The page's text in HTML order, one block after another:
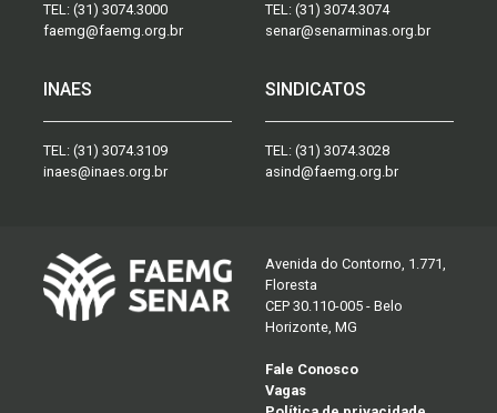
TEL: (31) 3074.3000
faemg@faemg.org.br
TEL: (31) 3074.3074
senar@senarminas.org.br
INAES
TEL: (31) 3074.3109
inaes@inaes.org.br
SINDICATOS
TEL: (31) 3074.3028
asind@faemg.org.br
Avenida do Contorno, 1.771,
Floresta
CEP 30.110-005 - Belo
Horizonte, MG
Fale Conosco
Vagas